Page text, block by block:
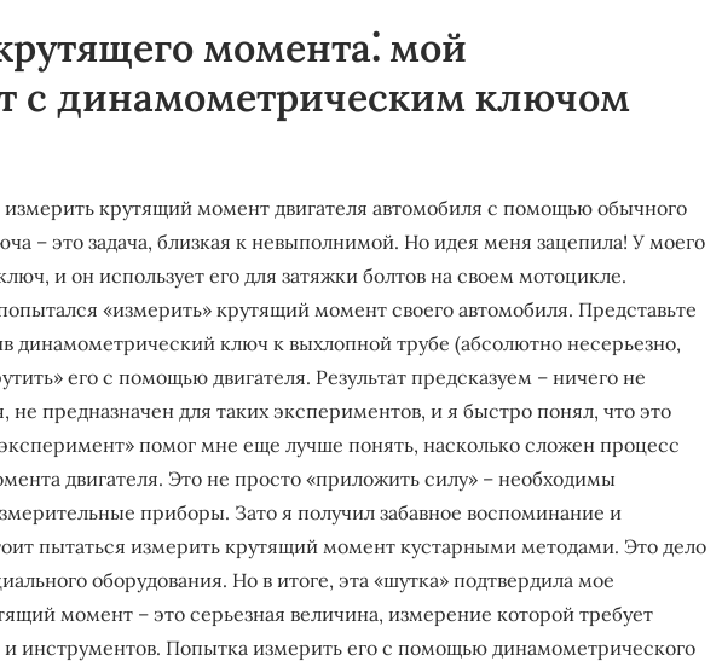
момента⁚ мой
с динамометрическим ключом
крутящий момент двигателя автомобиля с помощью обычного
– это задача, близкая к невыполнимой. Но идея меня зацепила! У моего
и он использует его для затяжки болтов на своем мотоцикле.
«измерить» крутящий момент своего автомобиля. Представьте
динамометрический ключ к выхлопной трубе (абсолютно несерьезно,
его с помощью двигателя. Результат предсказуем – ничего не
предназначен для таких экспериментов, и я быстро понял, что это
помог мне еще лучше понять, насколько сложен процесс
двигателя. Это не просто «приложить силу» – необходимы
приборы. Зато я получил забавное воспоминание и
пытаться измерить крутящий момент кустарными методами. Это дело
оборудования. Но в итоге, эта «шутка» подтвердила мое
момент – это серьезная величина, измерение которой требует
и инструментов. Попытка измерить его с помощью динамометрического